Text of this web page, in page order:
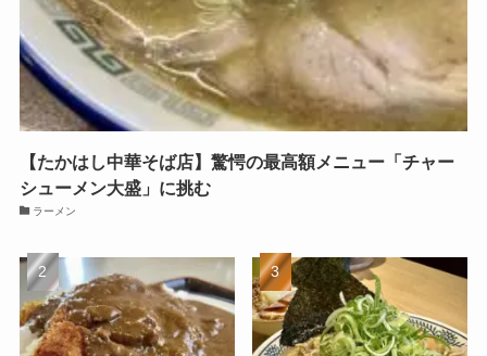
【たかはし中華そば店】驚愕の最高額メニュー「チャー
シューメン大盛」に挑む
ラーメン